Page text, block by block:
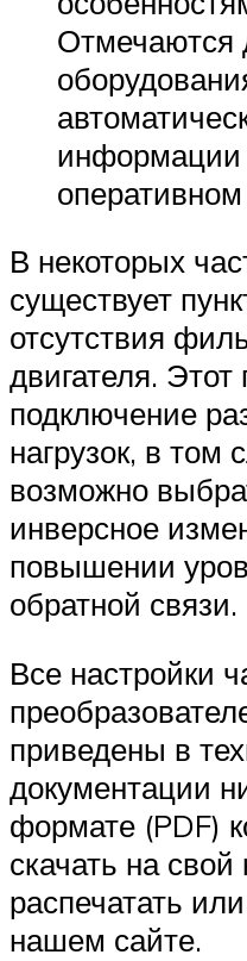
Отмечаются
В некоторых
существует
отсутствия
двигателя. Этот
подключение
нагрузок, в том
возможно
инверсное
повышении
обратной связи.
Все настройки
приведены в
документации
формате (PDF)
скачать на
распечатать
нашем сайте.